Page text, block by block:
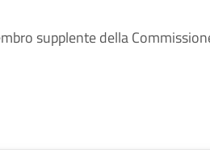
supplente della